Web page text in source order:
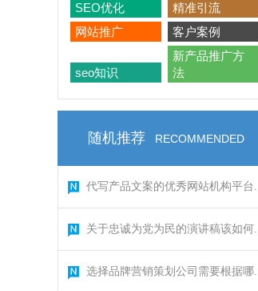
SEO优化
精准引流
网站推广
客户案例
seo知识
新产品推广方
法
随机推荐 RECOMMENDED
代写产品文案的优秀网站机构平台...
关于忠诚为党为民的演讲稿该如何...
选择品牌营销策划公司需要根据哪...